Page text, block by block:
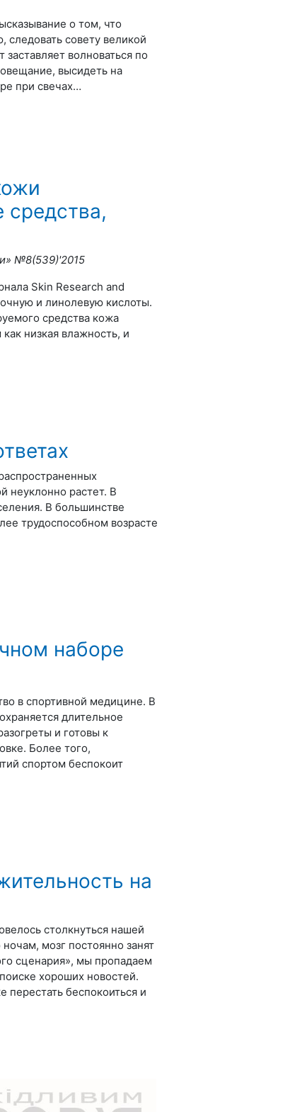
о том, что
совету великой
волноваться по
высидеть на
при свечах…
№8(539)'2015
Skin Research and
и линолевую кислоты.
средства кожа
низкая влажность, и
неуклонно растет. В
В большинстве
трудоспособном возрасте
наборе
в спортивной медицине. В
длительное
и готовы к
Более того,
спортом беспокоит
на
столкнуться нашей
мозг постоянно занят
сценария», мы пропадаем
хороших новостей.
беспокоиться и